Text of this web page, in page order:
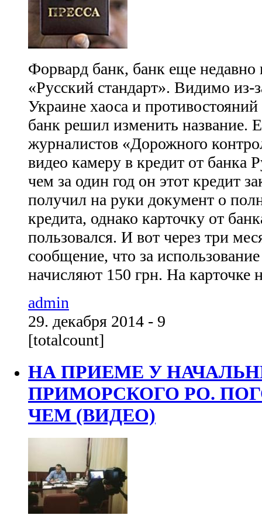
Форвард банк, банк еще недавно
«Русский стандарт». Видимо из-
Украине хаоса и
банк решил изменить название.
журналистов «Дорожного
видео камеру в кредит от банка
чем за один год он этот кредит
получил на руки документ о
кредита, однако карточку от
пользовался. И вот через три
сообщение, что за
начисляют 150 грн. На карточке
admin
29. декабря 2014 - 9
[totalcount]
НА ПРИЕМЕ У
ПРИМОРСКОГО РО.
ЧЕМ (ВИДЕО)